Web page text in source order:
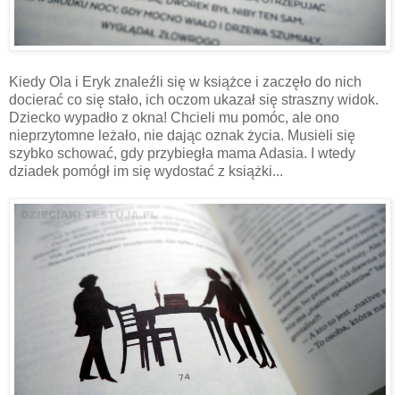
Kiedy Ola i Eryk znaleźli się w książce i zaczęło do nich
docierać co się stało, ich oczom ukazał się straszny widok.
Dziecko wypadło z okna! Chcieli mu pomóc, ale ono
nieprzytomne leżało, nie dając oznak życia. Musieli się
szybko schować, gdy przybiegła mama Adasia. I wtedy
dziadek pomógł im się wydostać z książki...